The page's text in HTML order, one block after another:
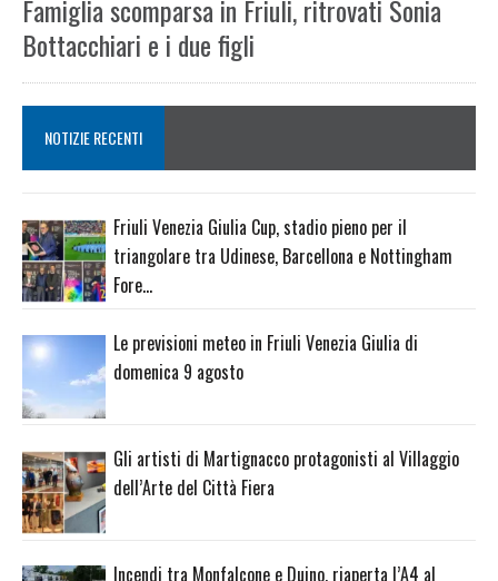
Famiglia scomparsa in Friuli, ritrovati Sonia
Bottacchiari e i due figli
NOTIZIE RECENTI
Friuli Venezia Giulia Cup, stadio pieno per il
triangolare tra Udinese, Barcellona e Nottingham
Fore…
Le previsioni meteo in Friuli Venezia Giulia di
domenica 9 agosto
Gli artisti di Martignacco protagonisti al Villaggio
dell’Arte del Città Fiera
Incendi tra Monfalcone e Duino, riaperta l’A4 al